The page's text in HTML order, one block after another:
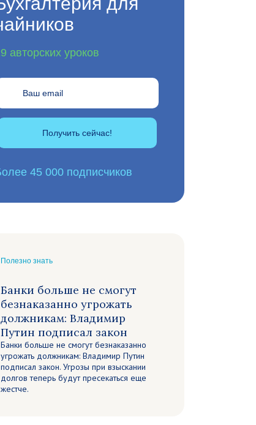
авторских уроков
Получить сейчас!
45 000 подписчиков
Полезно знать
Банки больше не смогут
безнаказанно угрожать
должникам: Владимир
Путин подписал закон
Банки больше не смогут безнаказанно
угрожать должникам: Владимир Путин
подписал закон. Угрозы при взыскании
долгов теперь будут пресекаться еще
жестче.